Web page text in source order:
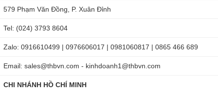
579 Phạm Văn Đồng, P. Xuân Đỉnh
Tel: (024) 3793 8604
Zalo: 0916610499 | 0976606017 | 0981060817 | 0865 466 689
Email: sales@thbvn.com - kinhdoanh1@thbvn.com
CHI NHÁNH HỒ CHÍ MINH